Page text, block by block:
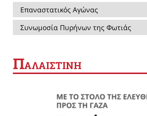
Επαναστατικός Αγώνας
Συνωμοσία Πυρήνων της Φωτιάς
ΠΑΛΑΙΣΤΙΝΗ